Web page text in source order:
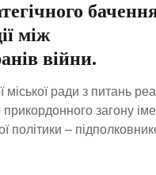
між
війни.
ради з питань
загону
політики –